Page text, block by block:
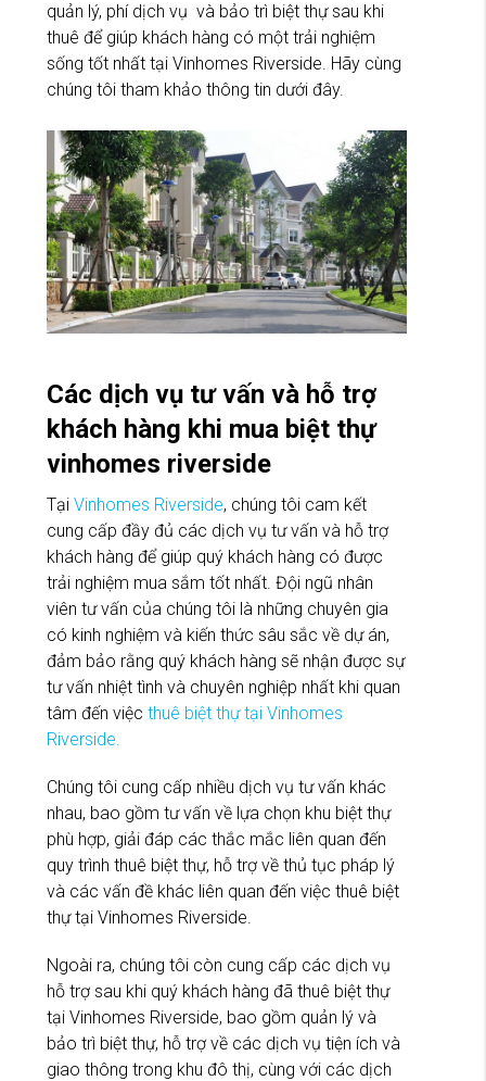
quản lý, phí dịch vụ và bảo trì biệt thự sau khi
thuê để giúp khách hàng có một trải nghiệm
sống tốt nhất tại Vinhomes Riverside. Hãy cùng
chúng tôi tham khảo thông tin dưới đây.
Các dịch vụ tư vấn và hỗ trợ
khách hàng khi mua biệt thự
vinhomes riverside
Tại Vinhomes Riverside, chúng tôi cam kết
cung cấp đầy đủ các dịch vụ tư vấn và hỗ trợ
khách hàng để giúp quý khách hàng có được
trải nghiệm mua sắm tốt nhất. Đội ngũ nhân
viên tư vấn của chúng tôi là những chuyên gia
có kinh nghiệm và kiến thức sâu sắc về dự án,
đảm bảo rằng quý khách hàng sẽ nhận được sự
tư vấn nhiệt tình và chuyên nghiệp nhất khi quan
tâm đến việc thuê biệt thự tại Vinhomes
Riverside.
Chúng tôi cung cấp nhiều dịch vụ tư vấn khác
nhau, bao gồm tư vấn về lựa chọn khu biệt thự
phù hợp, giải đáp các thắc mắc liên quan đến
quy trình thuê biệt thự, hỗ trợ về thủ tục pháp lý
và các vấn đề khác liên quan đến việc thuê biệt
thự tại Vinhomes Riverside.
Ngoài ra, chúng tôi còn cung cấp các dịch vụ
hỗ trợ sau khi quý khách hàng đã thuê biệt thự
tại Vinhomes Riverside, bao gồm quản lý và
bảo trì biệt thự, hỗ trợ về các dịch vụ tiện ích và
giao thông trong khu đô thị, cùng với các dịch